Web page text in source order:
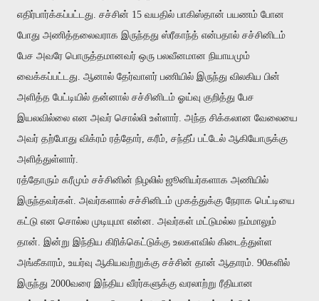
எதிர்பார்க்கப்பட்டது. சச்சின் 15 வயதில் பாகிஸ்தான் பயணம் போன
போது அணித்தலைவராக இருந்தது ஸ்ரீகாந்த் என்பதால் சச்சினிடம்
பேச அவரே பொருத்தமானவர் ஒரு பலவீனமான நியாயமும்
வைக்கப்பட்டது. ஆனால் தேர்வாளர் பணியில் இருந்து விலகிய பின்
அளித்த பேட்டியில் தன்னால் சச்சினிடம் ஓய்வு குறித்து பேச
இயலவில்லை என அவர் சொல்லி உள்ளார். அந்த சிக்கலான வேலையை
அவர் தற்போது விக்ரம் ரத்தோர், கரீம், சந்தீப் பட்டேல் ஆகியோருக்கு
அளித்துள்ளார்.
ரத்தோரும் கரீமும் சச்சினின் நிழலில் ஜூனியர்களாக அணியில்
இருந்தவர்கள். அவர்களால் சச்சினிடம் முகத்துக்கு நேராக பெட்டியை
கட்டு என சொல்ல முடியுமா என்ன. அவர்கள் மட்டுமல்ல நம்மாலும்
தான். இன்று இந்திய கிரிக்கெட்டுக்கு உலகளவில் கிடைத்துள்ள
அங்கீகாரம், உயர்வு ஆகியவற்றுக்கு சச்சின் தான் ஆதாரம். 90களில்
இருந்து 2000வரை இந்திய வீரர்களுக்கு வரலாற்று ரீதியான